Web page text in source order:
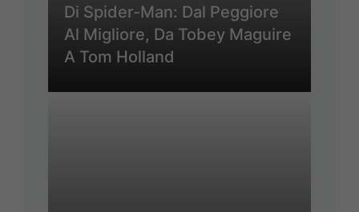
Di Spider-Man: Dal Peggiore
Al Migliore, Da Tobey Maguire
A Tom Holland